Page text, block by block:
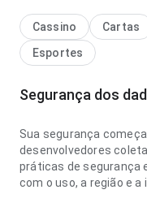
Cassino Cartas
Esportes
Segurança dos
Sua segurança
desenvolvedores
práticas de segurança
com o uso, a região e a